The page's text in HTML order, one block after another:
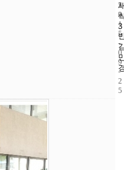
3
5
3
2
0
1
5
-
0
9
-
2
5